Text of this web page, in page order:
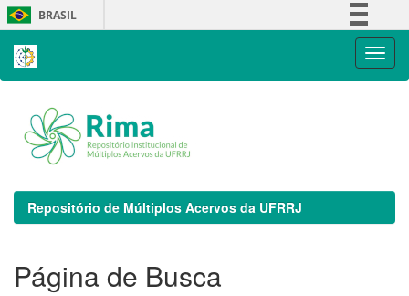
Skip
navigation
BRASIL
Repositório de Múltiplos Acervos da UFRRJ
Página de Busca